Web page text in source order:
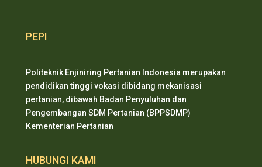
PEPI
Politeknik Enjiniring Pertanian Indonesia merupakan
pendidikan tinggi vokasi dibidang mekanisasi
pertanian, dibawah Badan Penyuluhan dan
Pengembangan SDM Pertanian (BPPSDMP)
Kementerian Pertanian
HUBUNGI KAMI